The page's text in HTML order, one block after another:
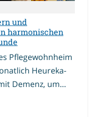
und
harmonischen
Pflegewohnheim
Heureka-
Demenz, um…